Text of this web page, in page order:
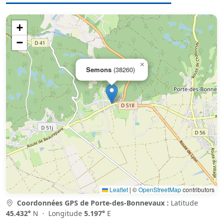
Semons (38260)
×
+
−
Leaflet | ©OpenStreetMapcontributors
Coordonnées GPS de Porte-des-Bonnevaux : Latitude
45.432° N · Longitude 5.197° E